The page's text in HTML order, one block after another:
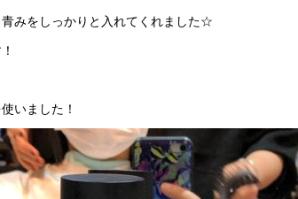
みをしっかりと入れてくれました☆
いました！